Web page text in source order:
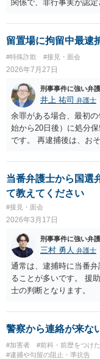
関係で、非行事実が認
ば無罪であり、非行が
ます。ご参考にしてくだ
留置場に拘留中最逮
#特殊詐欺 #接見・面会
2026年7月27日
刑事事件に強い弁
井上 祐司 弁護士
余罪がある場合、最初
始から20日後）に処分
です。 再逮捕後は、お
当番弁護士から国選
て教えてください
#接見・面会
2026年3月17日
刑事事件に強い弁
三村 勇人 弁護士
通常は、逮捕時に当番
ることが多いです。 援
士の判断となります。
警察から連絡が来な
#加害者 #前科・前歴をつけ
#逮捕や勾留の阻止・準抗告